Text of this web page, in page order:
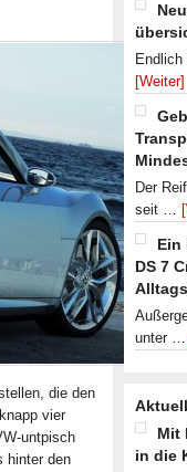
die den
vier
untpisch
hinter den
[Weiter]
Der
seit …
Ein
DS 7
unter …
Mit
in die